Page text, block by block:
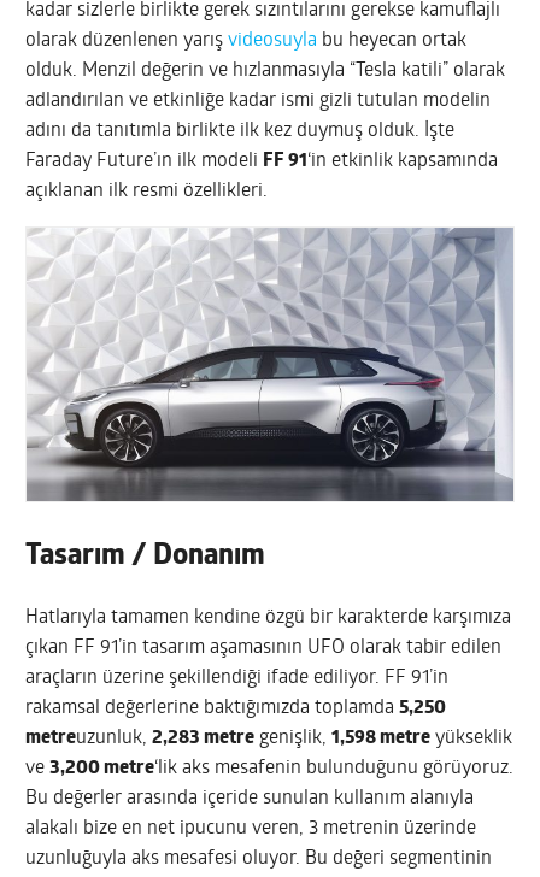
kadar sizlerle birlikte gerek sızıntılarını gerekse kamuflajlı
olarak düzenlenen yarışvideosuyla bu heyecan ortak
olduk. Menzil değerin ve hızlanmasıyla “Tesla katili” olarak
adlandırılan ve etkinliğe kadar ismi gizli tutulan modelin
adını da tanıtımla birlikte ilk kez duymuş olduk. İşte
Faraday Future’ın ilk modeli FF 91 ‘in etkinlik kapsamında
açıklanan ilk resmi özellikleri.
Tasarım / Donanım
Hatlarıyla tamamen kendine özgü bir karakterde karşımıza
çıkan FF 91’in tasarım aşamasının UFO olarak tabir edilen
araçların üzerine şekillendiği ifade ediliyor. FF 91’in
rakamsal değerlerine baktığımızda toplamda5,250
metreuzunluk,2,283 metre genişlik,1,598 metre yükseklik
ve3,200 metre‘lik aks mesafenin bulunduğunu görüyoruz.
Bu değerler arasında içeride sunulan kullanım alanıyla
alakalı bize en net ipucunu veren, 3 metrenin üzerinde
uzunluğuyla aks mesafesi oluyor. Bu değeri segmentinin